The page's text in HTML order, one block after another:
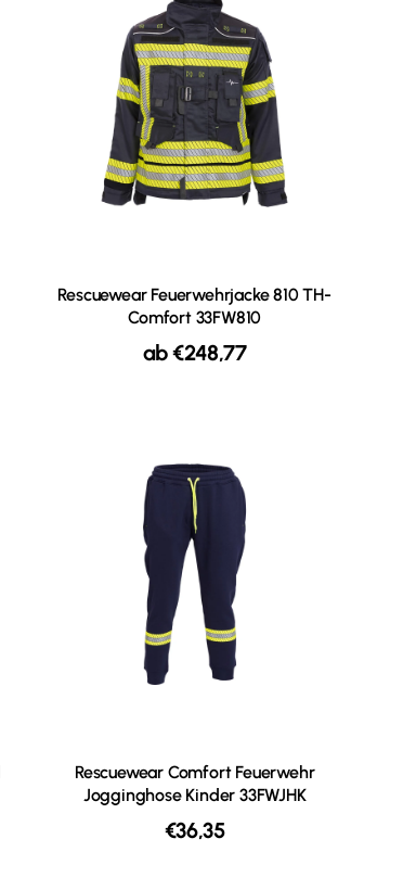
Rescuewear Feuerwehrjacke 810 TH-
Comfort 33FW810
ab€248,77
Rescuewear Comfort Feuerwehr
Jogginghose Kinder 33FWJHK
€36,35